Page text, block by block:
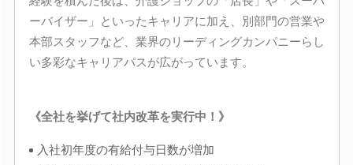
ーバイザー」といったキャリアに加え、別部門の営業や
本部スタッフなど、業界のリーディングカンパニーらし
い多彩なキャリアパスが広がっています。
《全社を挙げて社内改革を実行中！》
入社初年度の有給付与日数が増加